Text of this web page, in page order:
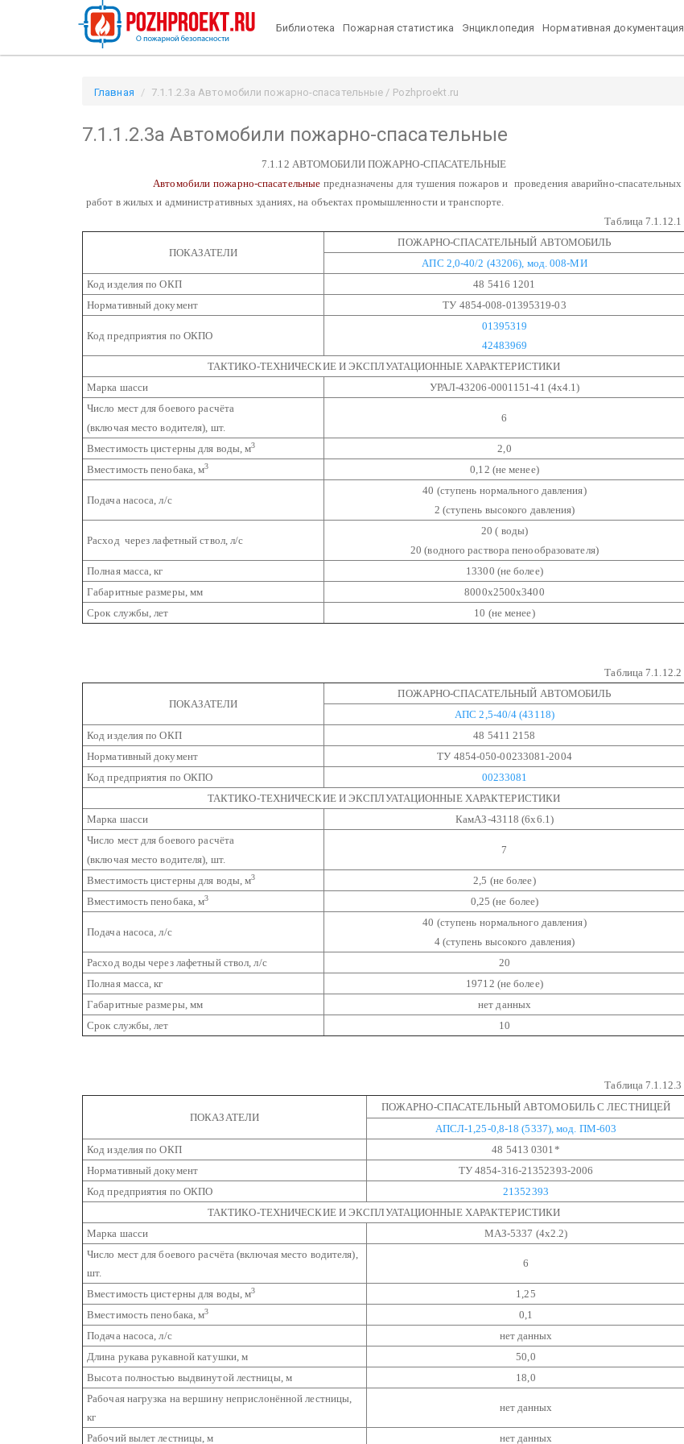
Библиотека Пожарная статистика Энциклопедия Нормативная документация
Главная 7.1.1.2.3а Автомобили пожарно-спасательные / Pozhproekt.ru
7.1.1.2.3а Автомобили пожарно-спасательные
7.1.12 АВТОМОБИЛИ ПОЖАРНО-СПАСАТЕЛЬНЫЕ
Автомобили пожарно-спасательные предназначены для тушения пожаров и проведения аварийно-спасательных
работ в жилых и административных зданиях, на объектах промышленности и транспорте.
Таблица 7.1.12.1
ПОКАЗАТЕЛИ
ПОЖАРНО-СПАСАТЕЛЬНЫЙ АВТОМОБИЛЬ
АПС 2,0-40/2 (43206), мод. 008-МИ
Код изделия по ОКП
48 5416 1201
Нормативный документ
ТУ 4854-008-01395319-03
Код предприятия по ОКПО
01395319
42483969
ТАКТИКО-ТЕХНИЧЕСКИЕ И ЭКСПЛУАТАЦИОННЫЕ ХАРАКТЕРИСТИКИ
Марка шасси
УРАЛ-43206-0001151-41 (4х4.1)
Число мест для боевого расчёта
(включая место водителя), шт.
6
Вместимость цистерны для воды, м3
2,0
Вместимость пенобака, м3 0,12 (не менее)
Подача насоса, л/с
40 (ступень нормального давления)
2 (ступень высокого давления)
Расход через лафетный ствол, л/с
20 ( воды)
20 (водного раствора пенообразователя)
Полная масса, кг
13300 (не более)
Габаритные размеры, мм
8000х2500х3400
Срок службы, лет
10 (не менее)
Таблица 7.1.12.2
ПОКАЗАТЕЛИ
ПОЖАРНО-СПАСАТЕЛЬНЫЙ АВТОМОБИЛЬ
АПС 2,5-40/4 (43118)
Код изделия по ОКП
48 5411 2158
Нормативный документ
ТУ 4854-050-00233081-2004
Код предприятия по ОКПО
00233081
ТАКТИКО-ТЕХНИЧЕСКИЕ И ЭКСПЛУАТАЦИОННЫЕ ХАРАКТЕРИСТИКИ
Марка шасси
КамАЗ-43118 (6х6.1)
Число мест для боевого расчёта
(включая место водителя), шт.
7
Вместимость цистерны для воды, м3
2,5 (не более)
Вместимость пенобака, м3 0,25 (не более)
Подача насоса, л/с
40 (ступень нормального давления)
4 (ступень высокого давления)
Расход воды через лафетный ствол, л/с
20
Полная масса, кг
19712 (не более)
Габаритные размеры, мм
нет данных
Срок службы, лет
10
Таблица 7.1.12.3
ПОКАЗАТЕЛИ
ПОЖАРНО-СПАСАТЕЛЬНЫЙ АВТОМОБИЛЬС ЛЕСТНИЦЕЙ
АПСЛ-1,25-0,8-18 (5337), мод. ПМ-603
Код изделия по ОКП
48 5413 0301*
Нормативный документ
ТУ 4854-316-21352393-2006
Код предприятия по ОКПО
21352393
ТАКТИКО-ТЕХНИЧЕСКИЕ И ЭКСПЛУАТАЦИОННЫЕ ХАРАКТЕРИСТИКИ
Марка шасси
МАЗ-5337 (4х2.2)
Число мест для боевого расчёта (включая место водителя),
шт.
6
Вместимость цистерны для воды, м3
1,25
Вместимость пенобака, м3
0,1
Подача насоса, л/с
нет данных
Длина рукава рукавной катушки, м
50,0
Высота полностью выдвинутой лестницы, м
18,0
Рабочая нагрузка на вершину неприслонённой лестницы,
кг
нет данных
Рабочий вылет лестницы, м нет данных